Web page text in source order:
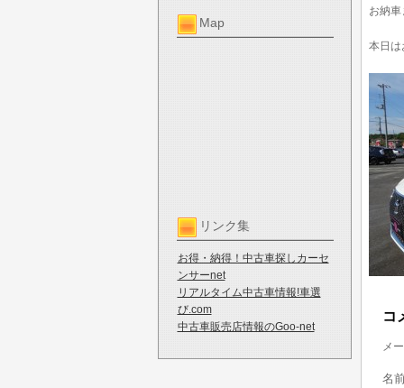
Map
リンク集
お得・納得！中古車探しカーセ
ンサーnet
リアルタイム中古車情報!車選
び.com
中古車販売店情報のGoo-net
お納車
本日は
コ
メ
名